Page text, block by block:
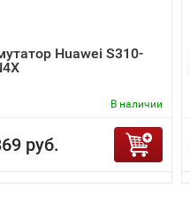
Huawei S310-
В наличии
руб.